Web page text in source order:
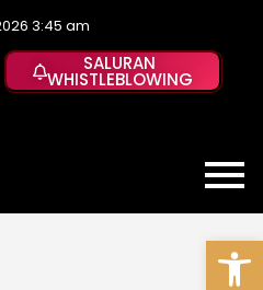
3:45 am
SALURAN
WHISTLEBLOWING